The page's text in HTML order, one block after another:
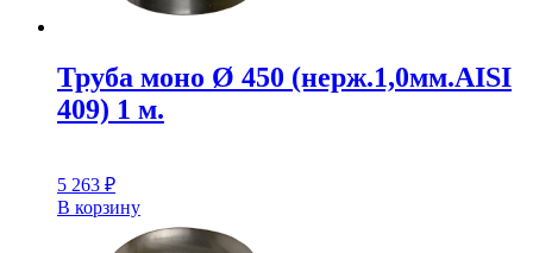
Труба моно Ø 450 (нерж.1,0мм.AISI
409) 1 м.
5 263 ₽
В корзину